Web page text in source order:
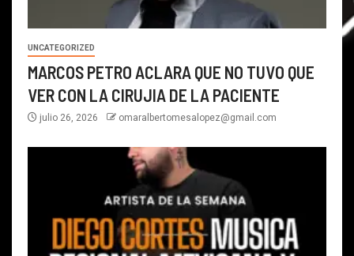
UNCATEGORIZED
MARCOS PETRO ACLARA QUE NO TUVO QUE
VER CON LA CIRUJIA DE LA PACIENTE
julio 26, 2026 omaralbertomesalopez@gmail.com